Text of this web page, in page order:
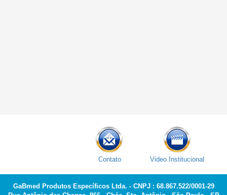
Contato Video Institucional
GaBmed Produtos Específicos Ltda. - CNPJ : 68.867.522/0001-29